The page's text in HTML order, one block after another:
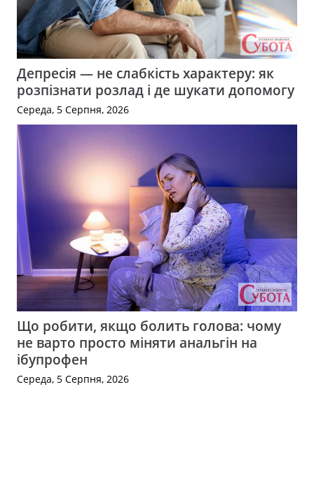
Депресія — не слабкість характеру: як
розпізнати розлад і де шукати допомогу
Середа, 5 Серпня, 2026
Що робити, якщо болить голова: чому
не варто просто міняти анальгін на
ібупрофен
Середа, 5 Серпня, 2026